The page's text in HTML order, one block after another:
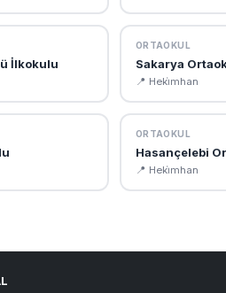
İlkokulu
ORTAOKUL
Sakarya
📍 Heki̇mhan
ORTAOKUL
Hasançelebi
📍 Heki̇mhan